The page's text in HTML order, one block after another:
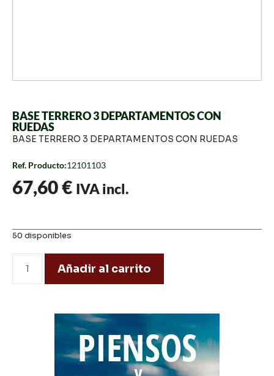
BASE TERRERO 3 DEPARTAMENTOS CON
RUEDAS
BASE TERRERO 3 DEPARTAMENTOS CON RUEDAS
Ref. Producto:12101103
67,60€ IVA incl.
50 disponibles
Añadir al carrito